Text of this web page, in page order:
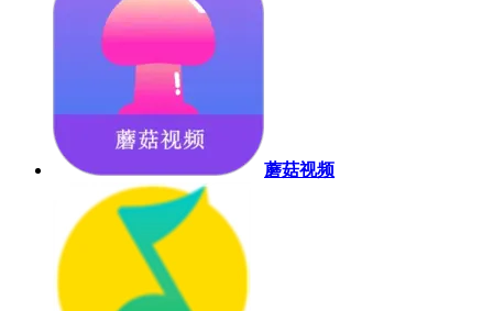
蘑菇视频